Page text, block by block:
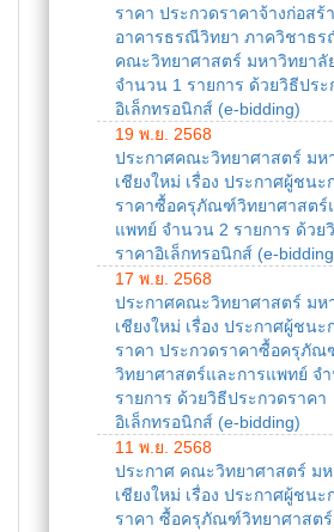
ราคา ประกวดราคาจ้างก่อสร้
อาคารธรณีวิทยา ภาควิชาธร
คณะวิทยาศาสตร์ มหาวิทยาลั
จำนวน 1 รายการ ด้วยวิธีประ
อิเล็กทรอนิกส์ (e-bidding)
19 พ.ย. 2568
ประกาศคณะวิทยาศาสตร์ มห
เชียงใหม่ เรื่อง ประกาศผู้ชนะ
ราคาซื้อครุภัณฑ์วิทยาศาสตร์
แพทย์ จำนวน 2 รายการ ด้วย
ราคาอิเล็กทรอนิกส์ (e-
17 พ.ย. 2568
ประกาศคณะวิทยาศาสตร์ มห
เชียงใหม่ เรื่อง ประกาศผู้ชนะ
ราคา ประกวดราคาซื้อครุภัณ
วิทยาศาสตร์และการแพทย์ จ
รายการ ด้วยวิธีประกวดราคา
อิเล็กทรอนิกส์ (e-bidding)
11 พ.ย. 2568
ประกาศ คณะวิทยาศาสตร์ มห
เชียงใหม่ เรื่อง ประกาศผู้ชนะ
ราคา ซื้อครุภัณฑ์วิทยาศาสตร์